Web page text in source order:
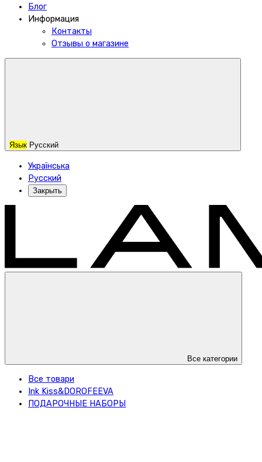
Блог
Информация
Контакты
Отзывы о магазине
Язык Русский
Українська
Русский
Закрыть
Все категории
Все товари
Ink Kiss&DOROFEEVA
ПОДАРОЧНЫЕ НАБОРЫ